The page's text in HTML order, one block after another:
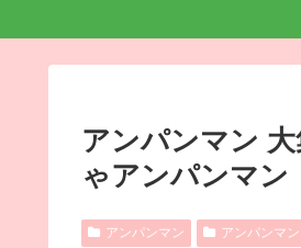
アンパンマン
ゃアンパンマン
アンパンマン アンパンマ